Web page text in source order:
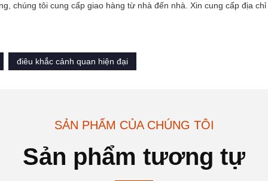
chúng tôi cung cấp giao hàng từ nhà đến nhà. Xin cung cấp địa
điêu khắc cảnh quan hiện đại
SẢN PHẨM CỦA CHÚNG TÔI
Sản phẩm tương tự